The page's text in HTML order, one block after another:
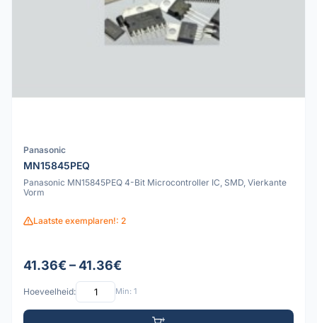
Panasonic
MN15845PEQ
Panasonic MN15845PEQ 4-Bit Microcontroller IC, SMD, Vierkante
Vorm
Laatste exemplaren!: 2
41.36€ – 41.36€
Hoeveelheid: Min: 1